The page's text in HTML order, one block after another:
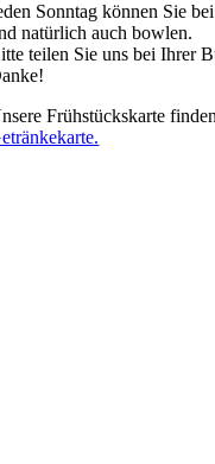
Sonntag können Sie
natürlich auch bowlen.
teilen Sie uns bei Ihrer
Frühstückskarte